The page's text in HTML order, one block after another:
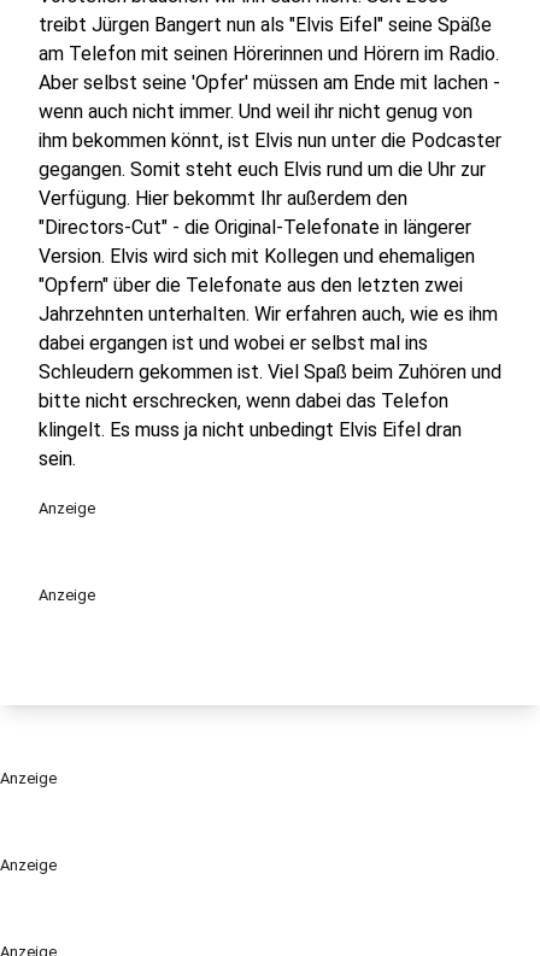
Anzeige
Anzeige
treibt Jürgen Bangert nun als "Elvis Eifel" seine Späße
am Telefon mit seinen Hörerinnen und Hörern im Radio.
Aber selbst seine 'Opfer' müssen am Ende mit lachen -
wenn auch nicht immer. Und weil ihr nicht genug von
ihm bekommen könnt, ist Elvis nun unter die Podcaster
gegangen. Somit steht euch Elvis rund um die Uhr zur
Verfügung. Hier bekommt Ihr außerdem den
"Directors-Cut" - die Original-Telefonate in längerer
Version. Elvis wird sich mit Kollegen und ehemaligen
"Opfern" über die Telefonate aus den letzten zwei
Jahrzehnten unterhalten. Wir erfahren auch, wie es ihm
dabei ergangen ist und wobei er selbst mal ins
Schleudern gekommen ist. Viel Spaß beim Zuhören und
bitte nicht erschrecken, wenn dabei das Telefon
klingelt. Es muss ja nicht unbedingt Elvis Eifel dran
sein.
Anzeige
Anzeige
Anzeige